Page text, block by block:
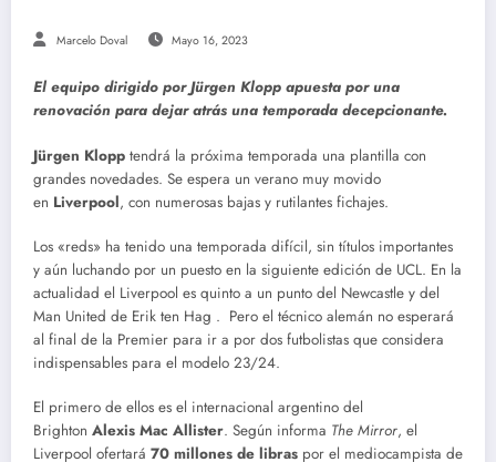
Marcelo Doval Mayo 16, 2023
El equipo dirigido por Jürgen Klopp apuesta por una
renovación para dejar atrás una temporada decepcionante.
Jürgen Klopp tendrá la próxima temporada una plantilla con
grandes novedades. Se espera un verano muy movido
en Liverpool, con numerosas bajas y rutilantes fichajes.
Los «reds» ha tenido una temporada difícil, sin títulos importantes
y aún luchando por un puesto en la siguiente edición de UCL. En la
actualidad el Liverpool es quinto a un punto del Newcastle y del
Man United de Erik ten Hag . Pero el técnico alemán no esperará
al final de la Premier para ir a por dos futbolistas que considera
indispensables para el modelo 23/24.
El primero de ellos es el internacional argentino del
Brighton Alexis Mac Allister. Según informa The Mirror, el
Liverpool ofertará 70 millones de libras por el mediocampista de